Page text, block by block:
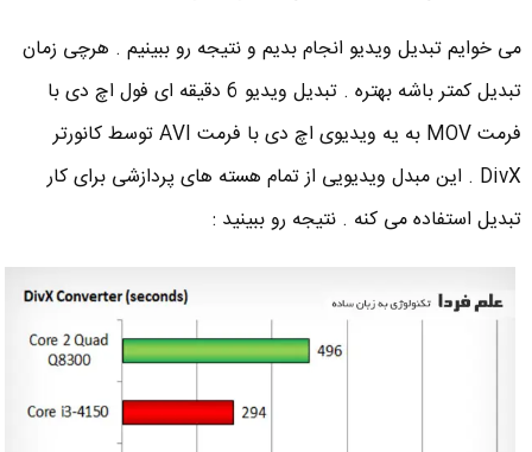
می خوایم تبدیل ویدیو انجام بدیم و نتیجه رو ببینیم . هرچی زمان
تبدیل کمتر باشه بهتره . تبدیل ویدیو 6 دقیقه ای فول اچ دی با
فرمت MOV به یه ویدیوی اچ دی با فرمت AVI توسط کانورتر
DivX . این مبدل ویدیویی از تمام هسته های پردازشی برای کار
تبدیل استفاده می کنه . نتیجه رو ببینید :